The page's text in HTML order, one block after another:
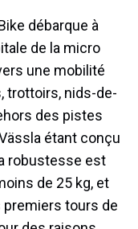
débarque à
de la micro
une mobilité
trottoirs, nids-de-
des pistes
étant conçu
robustesse est
de 25 kg, et
tours de
des raisons